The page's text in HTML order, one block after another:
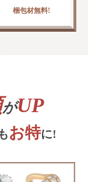
梱包材無料!
がUP
お特に!